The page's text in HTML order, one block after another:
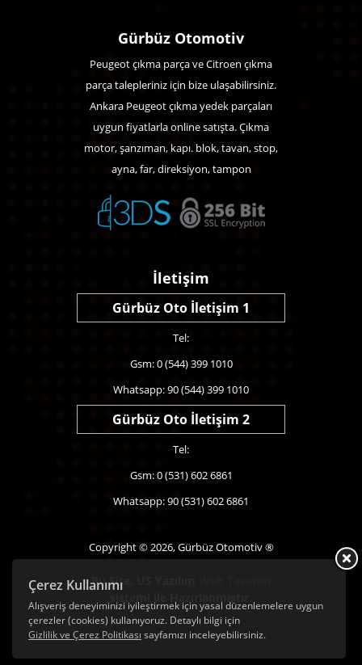
Çerez Kullanımı
Alışveriş deneyiminizi iyileştirmek için yasal düzenlemelere uygun
çerezler (cookies) kullanıyoruz. Detaylı bilgi için
Gizlilik ve Çerez Politikası sayfamızı inceleyebilirsiniz.
Gürbüz Otomotiv
Peugeot çıkma parça ve Citroen çıkma
parça talepleriniz için bize ulaşabilirsiniz.
Ankara Peugeot çıkma yedek parçaları
uygun fiyatlarla online satışta. Çıkma
motor, şanzıman, kapı. blok, tavan, stop,
ayna, far, direksiyon, tampon
İletişim
Gürbüz Oto İletişim 1
Tel:
Gsm: 0 (544) 399 1010
Whatsapp: 90 (544) 399 1010
Gürbüz Oto İletişim 2
Tel:
Gsm: 0 (531) 602 6861
Whatsapp: 90 (531) 602 6861
Copyright © 2026, Gürbüz Otomotiv ®
Bu Site,